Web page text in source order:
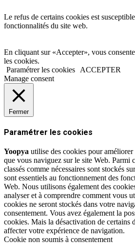
Le refus de certains cookies est
fonctionnalités du site web.
En cliquant sur «Accepter», vous
les cookies.
Paramétrer les cookies
ACCEPTER
Manage consent
Fermer
Paramétrer les cookies
Yoopya utilise des cookies pour
que vous naviguez sur le site Web. Parmi
classés comme nécessaires sont stockés
sont essentiels au fonctionnement des
Web. Nous utilisons également des
analyser et à comprendre comment vous
cookies ne seront stockés dans votre
consentement. Vous avez également la
cookies. Mais la désactivation de certains
affecter votre expérience de navigation.
Cookie non soumis à consentement